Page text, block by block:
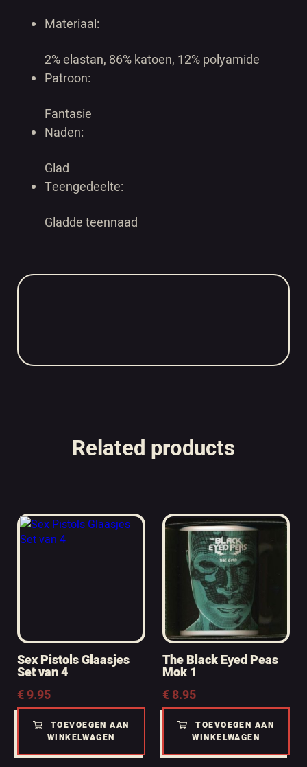
Materiaal:
2% elastan, 86% katoen, 12% polyamide
Patroon:
Fantasie
Naden:
Glad
Teengedeelte:
Gladde teennaad
Related products
Sex Pistols Glaasjes
Set van 4
€9.95
TOEVOEGEN AAN
WINKELWAGEN
The Black Eyed Peas
Mok 1
€8.95
TOEVOEGEN AAN
WINKELWAGEN